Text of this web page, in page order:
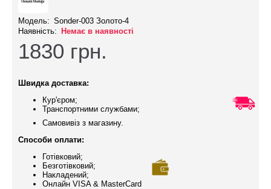
Модель: Sonder-003 Золото-4
Наявність:
Немає в наявності
1830 грн.
Швидка доставка:
Кур'єром;
Транспортними службами;
Самовивіз з магазину.
Способи оплати:
Готівковий;
Безготівковий;
Накладений;
Онлайн VISA & MasterCard